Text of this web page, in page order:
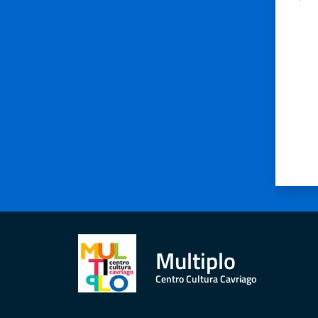
Multiplo
Centro Cultura Cavriago